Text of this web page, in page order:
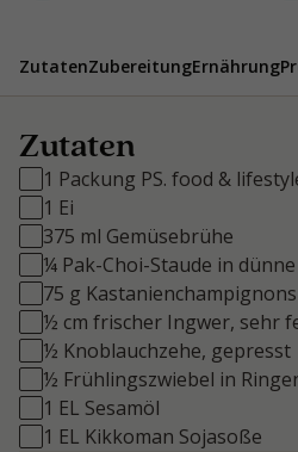
ZutatenZubereitungErnährung
Zutaten
1 Packung PS. food &
1 Ei
375 ml Gemüsebrühe
¼ Pak-Choi-Staude in
75 g Kastanienchampignons
½ cm frischer Ingwer, sehr
½ Knoblauchzehe, gepresst
½ Frühlingszwiebel in
1 EL Sesamöl
1 EL Kikkoman Sojasoße